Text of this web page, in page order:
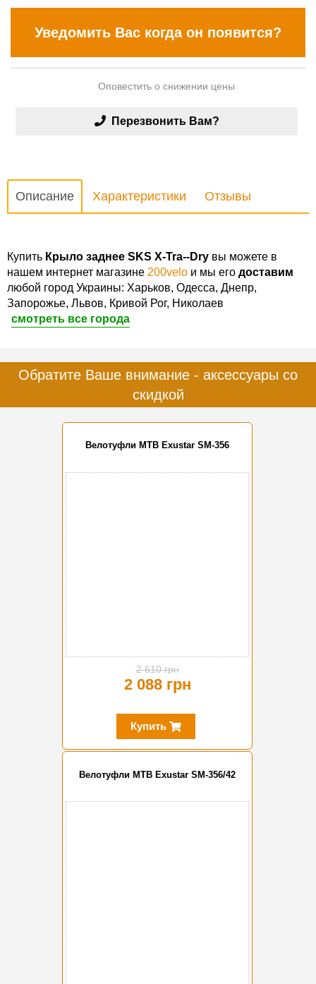
Уведомить Вас когда он появится?
Оповестить о снижении цены
Перезвонить Вам?
Описание Характеристики Отзывы
Купить Крыло заднее SKS X-Tra--Dry вы можете в
нашем интернет магазине 200velo и мы его доставим
любой город Украины: Харьков, Одесса, Днепр,
Запорожье, Львов, Кривой Рог, Николаев
смотреть все города
Обратите Ваше внимание - аксессуары со
скидкой
Велотуфли MTB Exustar SM-356
2 610 грн
2 088 грн
Купить
Велотуфли MTB Exustar SM-356/42